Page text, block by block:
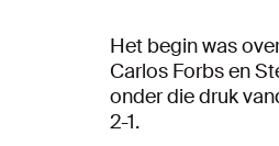
Het begin was
Carlos Forbs en
onder die druk
2-1.